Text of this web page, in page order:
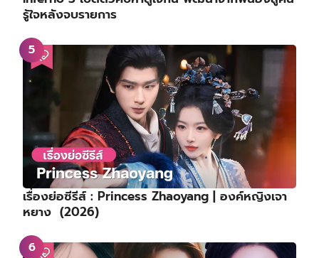
รู้ใจหลังจบรายการ
เรื่องย่อซีรีส์ : Princess Zhaoyang | องค์หญิงเจา
หยาง (2026)